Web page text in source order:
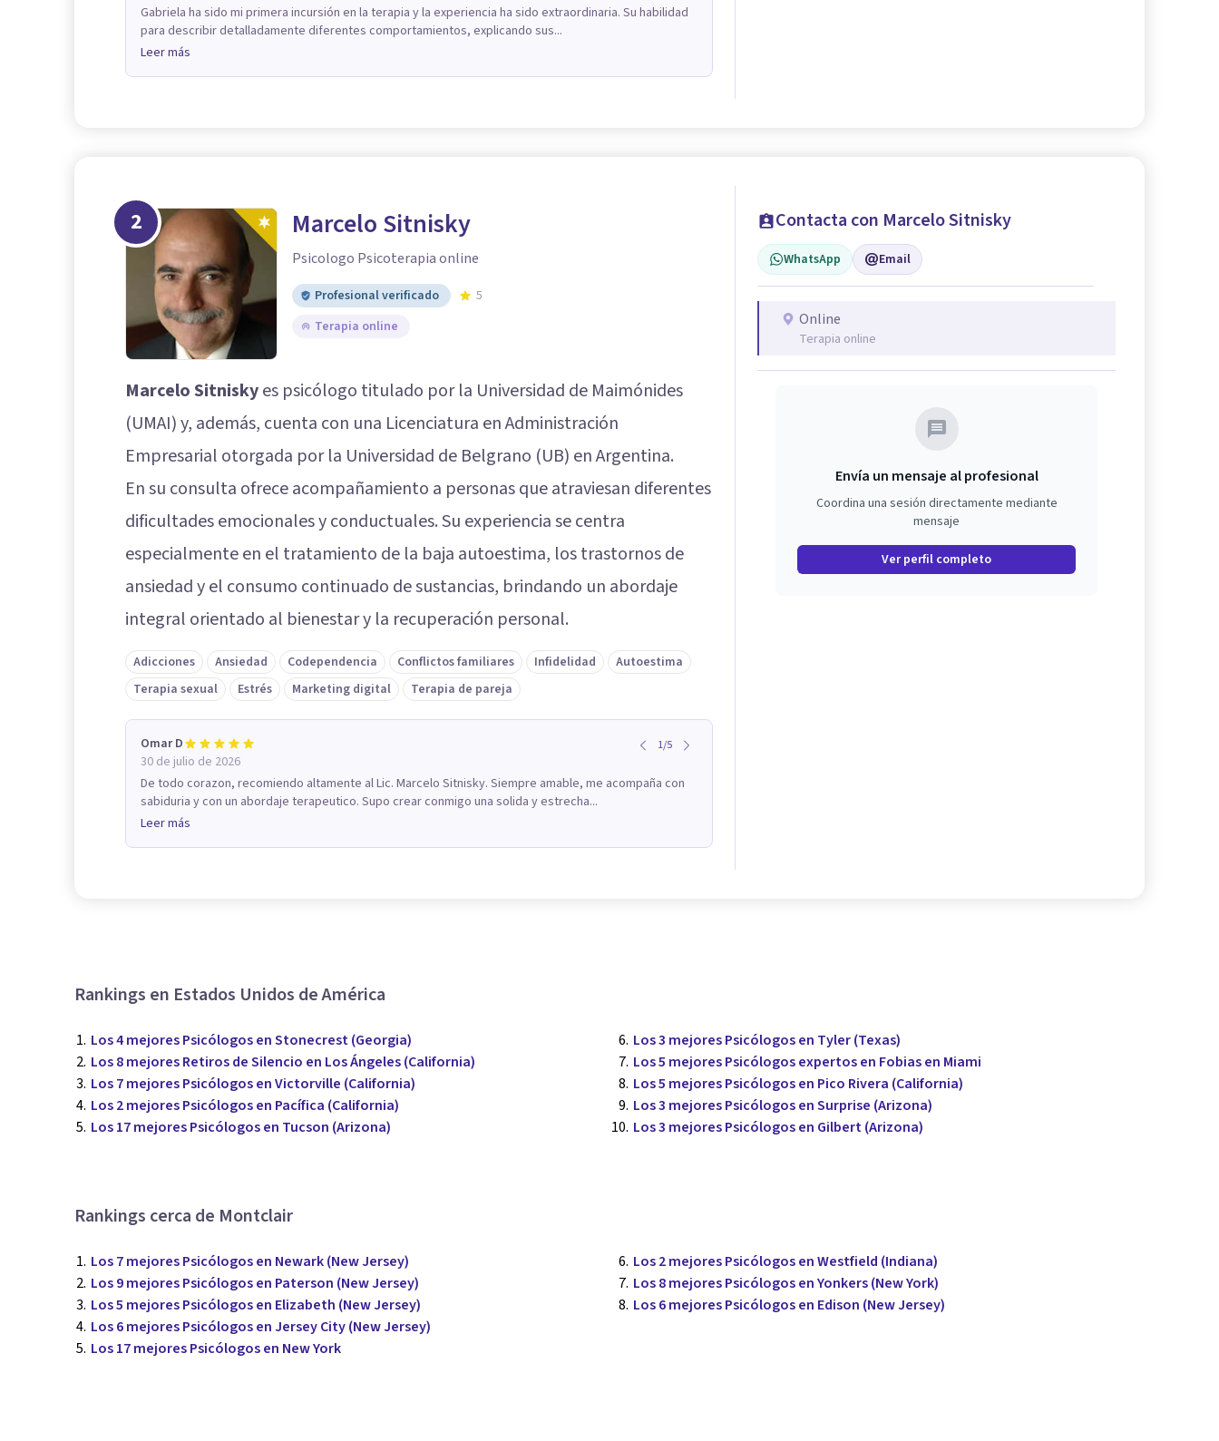
Gabriela ha sido mi primera incursión en la terapia y la experiencia ha sido extraordinaria. Su habilidad
para describir detalladamente diferentes comportamientos, explicando sus...
Leer más
2 Marcelo Sitnisky
Psicologo Psicoterapia online
Profesional verificado
5
Terapia online
Marcelo Sitniskyes psicólogo titulado por la Universidad de Maimónides
(UMAI) y, además, cuenta con una Licenciatura en Administración
Empresarial otorgada por la Universidad de Belgrano (UB) en Argentina.
En su consulta ofrece acompañamiento a personas que atraviesan diferentes
dificultades emocionales y conductuales. Su experiencia se centra
especialmente en el tratamiento de la baja autoestima, los trastornos de
ansiedad y el consumo continuado de sustancias, brindando un abordaje
integral orientado al bienestar y la recuperación personal.
Adicciones Ansiedad Codependencia Conflictos familiares Infidelidad
Autoestima
Terapia sexual
Estrés Marketing digital Terapia de pareja
Omar D 1/5
30 de julio de 2026
De todo corazon, recomiendo altamente al Lic. Marcelo Sitnisky. Siempre amable, me acompaña con
sabiduria y con un abordaje terapeutico. Supo crear conmigo una solida y estrecha...
Leer más
Contacta con Marcelo Sitnisky
WhatsApp Email
Online
Terapia online
Envía un mensaje al profesional
Coordina una sesión directamente mediante
mensaje
Ver perfil completo
Rankings en Estados Unidos de América
Los 4 mejores Psicólogos en Stonecrest (Georgia)
Los 8 mejores Retiros de Silencio en Los Ángeles (California)
Los 7 mejores Psicólogos en Victorville (California)
Los 2 mejores Psicólogos en Pacífica (California)
Los 17 mejores Psicólogos en Tucson (Arizona)
Los 3 mejores Psicólogos en Tyler (Texas)
Los 5 mejores Psicólogos expertos en Fobias en Miami
Los 5 mejores Psicólogos en Pico Rivera (California)
Los 3 mejores Psicólogos en Surprise (Arizona)
Los 3 mejores Psicólogos en Gilbert (Arizona)
Rankings cerca de Montclair
Los 7 mejores Psicólogos en Newark (New Jersey)
Los 9 mejores Psicólogos en Paterson (New Jersey)
Los 5 mejores Psicólogos en Elizabeth (New Jersey)
Los 6 mejores Psicólogos en Jersey City (New Jersey)
Los 17 mejores Psicólogos en New York
Los 2 mejores Psicólogos en Westfield (Indiana)
Los 8 mejores Psicólogos en Yonkers (New York)
Los 6 mejores Psicólogos en Edison (New Jersey)